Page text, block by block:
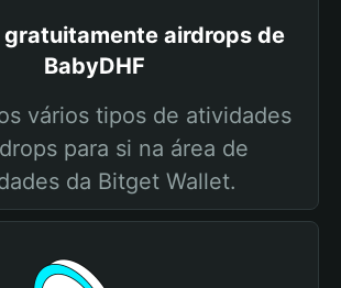
gratuitamente airdrops de
BabyDHF
vários tipos de atividades
para si na área de
da Bitget Wallet.